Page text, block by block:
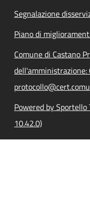
Segnalazione
Piano di
Comune di Castano
Powered by
10.42.0)